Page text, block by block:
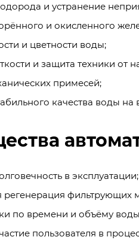
и устранение
и окисленного
и цветности воды;
и защита техники от
примесей;
качества воды на
в эксплуатации;
регенерация фильтрующих
по времени и объёму
пользователя в